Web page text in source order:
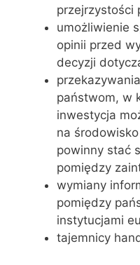
przejrzystości
umożliwienie
opinii przed
decyzji
państwom, w
inwestycja
na
powinny stać
pomiędzy
wymiany
pomiędzy
instytucjami
tajemnicy